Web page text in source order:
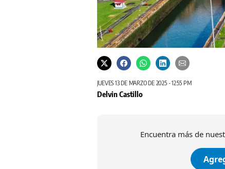
JUEVES 13 DE MARZO DE 2025 - 12:55 PM
Delvin Castillo
Encuentra más de